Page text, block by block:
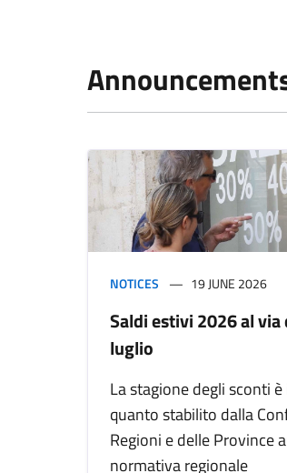
NOTICES 19 JUNE 2026
Saldi estivi 2026 al via
luglio
La stagione degli sconti
quanto stabilito dalla
Regioni e delle Province
normativa regionale